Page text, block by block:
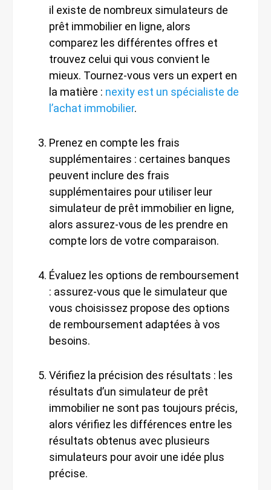
il existe de nombreux simulateurs de
prêt immobilier en ligne, alors
comparez les différentes offres et
trouvez celui qui vous convient le
mieux. Tournez-vous vers un expert en
la matière : nexity est un spécialiste de
l’achat immobilier.
Prenez en compte les frais
supplémentaires : certaines banques
peuvent inclure des frais
supplémentaires pour utiliser leur
simulateur de prêt immobilier en ligne,
alors assurez-vous de les prendre en
compte lors de votre comparaison.
Évaluez les options de remboursement
: assurez-vous que le simulateur que
vous choisissez propose des options
de remboursement adaptées à vos
besoins.
Vérifiez la précision des résultats : les
résultats d’un simulateur de prêt
immobilier ne sont pas toujours précis,
alors vérifiez les différences entre les
résultats obtenus avec plusieurs
simulateurs pour avoir une idée plus
précise.